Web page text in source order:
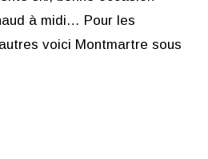
à midi… Pour les
voici Montmartre sous